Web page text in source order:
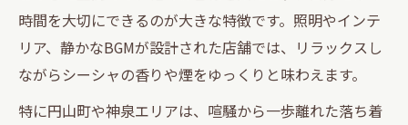
時間を大切にできるのが大きな特徴です。照明やインテ
リア、静かなBGMが設計された店舗では、リラックスし
ながらシーシャの香りや煙をゆっくりと味わえます。
特に円山町や神泉エリアは、喧騒から一歩離れた落ち着